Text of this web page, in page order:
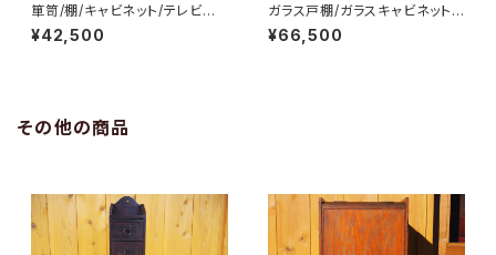
箪笥/棚/キャビネット/テレビ台/
チェスト/サイドボード/No.023
2-3
¥42,500
ガラス戸棚/ガラスキャビネット/
食器棚/飾り棚/No.0205
¥66,500
その他の商品